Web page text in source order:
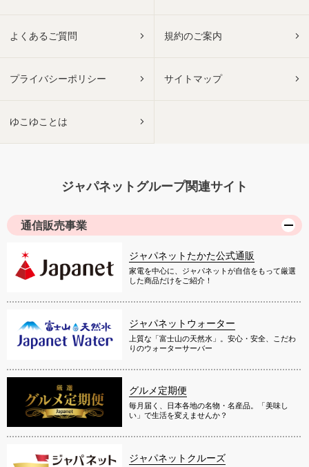
よくあるご質問 規約のご案内
プライバシーポリシー サイトマップ
ゆこゆことは
ジャパネットグループ関連サイト
通信販売事業
ジャパネットたかた公式通販
家電を中心に、ジャパネットが自信をもって厳選
した商品だけをご紹介！
ジャパネットウォーター
上質な「富士山の天然水」。安心・安全、こだわ
りのウォーターサーバー
グルメ定期便
毎月届く、日本各地の名物・名産品。「美味し
い」で生活を変えませんか？
ジャパネットクルーズ